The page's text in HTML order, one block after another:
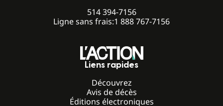
514 394-7156
Ligne sans frais:1 888 767-7156
Liens rapides
Découvrez
Avis de décès
Éditions électroniques